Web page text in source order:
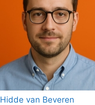
Hidde van Beveren